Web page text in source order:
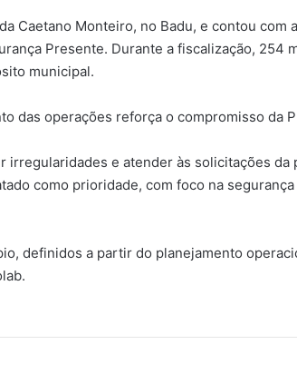
Caetano Monteiro, no Badu, e contou com
Presente. Durante a fiscalização,
municipal.
das operações reforça o compromisso da
irregularidades e atender às solicitações
como prioridade, com foco na
definidos a partir do planejamento